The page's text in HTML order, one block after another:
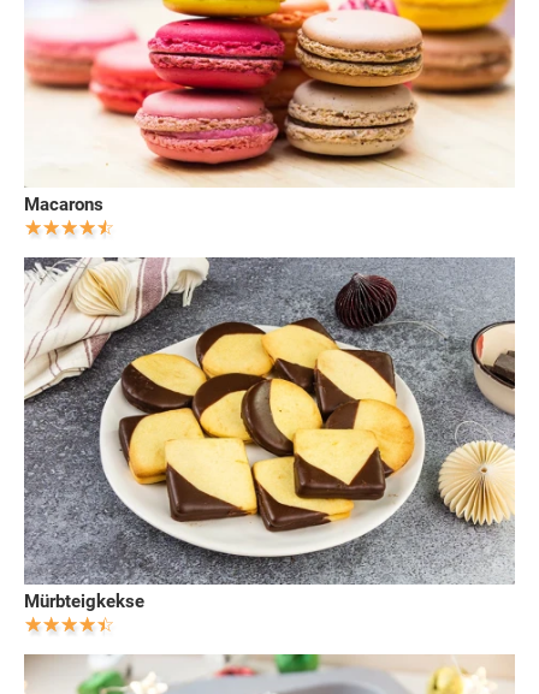
Macarons
Mürbteigkekse